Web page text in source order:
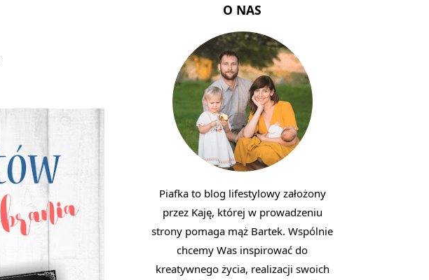
O NAS
Piafka to blog lifestylowy założony
przez Kaję, której w prowadzeniu
strony pomaga mąż Bartek. Wspólnie
chcemy Was inspirować do
kreatywnego życia, realizacji swoich